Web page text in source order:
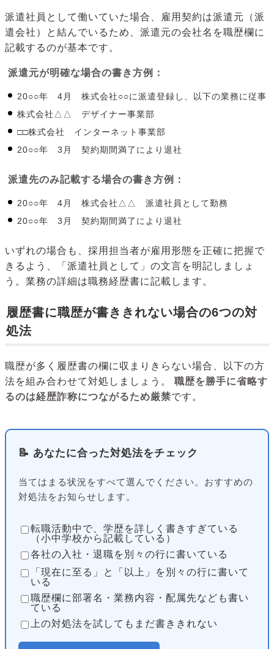
派遣社員として働いていた場合、雇用契約は派遣元（派
遣会社）と結んでいるため、派遣元の会社名を職歴欄に
記載するのが基本です。
派遣元が明確な場合の書き方例：
20○○年 4月 株式会社○○に派遣登録し、以下の業務に従事
株式会社△△ デザイナー事業部
□□株式会社 インターネット事業部
20○○年 3月 契約期間満了により退社
派遣先のみ記載する場合の書き方例：
20○○年 4月 株式会社△△ 派遣社員として勤務
20○○年 3月 契約期間満了により退社
いずれの場合も、採用担当者が雇用形態を正確に把握で
きるよう、「派遣社員として」の文言を明記しましょ
う。業務の詳細は職務経歴書に記載します。
履歴書に職歴が書ききれない場合の6つの対
処法
職歴が多く履歴書の欄に収まりきらない場合、以下の方
法を組み合わせて対処しましょう。
職歴を勝手に省略す
るのは経歴詐称につながるため厳禁です。
📝 あなたに合った対処法をチェック
当てはまる状況をすべて選んでください。おすすめの
対処法をお知らせします。
転職活動中で、学歴を詳しく書きすぎている
（小中学校から記載している）
各社の入社・退職を別々の行に書いている
「現在に至る」と「以上」を別々の行に書いて
いる
職歴欄に部署名・業務内容・配属先なども書い
ている
上の対処法を試してもまだ書ききれない